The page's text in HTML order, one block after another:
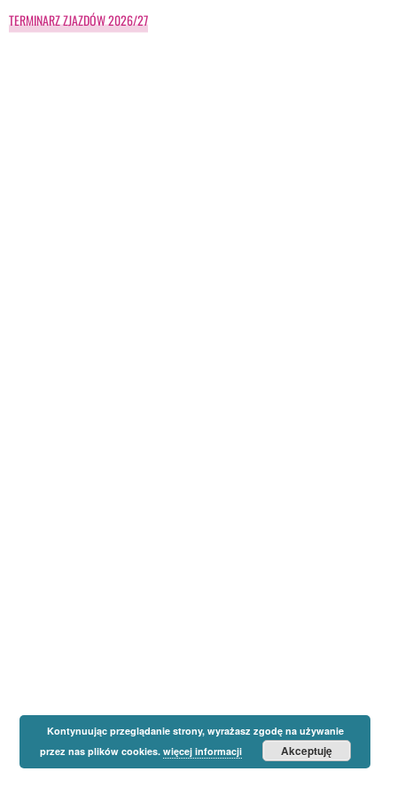
TERMINARZ ZJAZDÓW 2026/27
Kontynuując przeglądanie strony, wyrażasz zgodę na używanie
przez nas plików cookies. więcej informacji Akceptuję